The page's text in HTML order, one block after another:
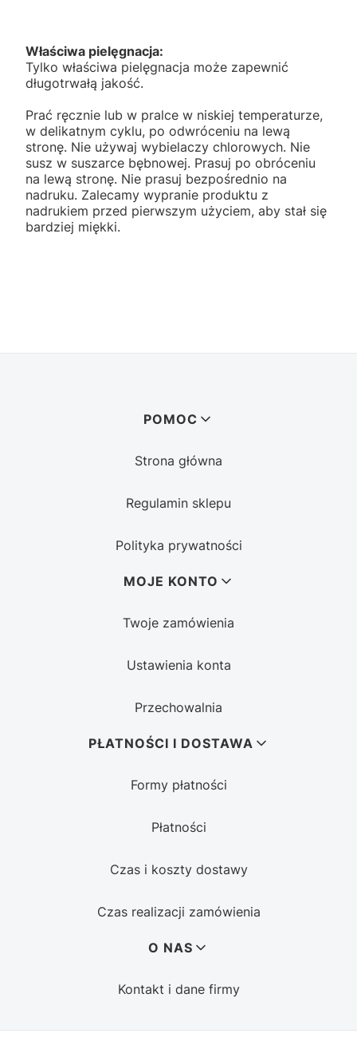
Właściwa pielęgnacja:
Tylko właściwa pielęgnacja może zapewnić
długotrwałą jakość.
Prać ręcznie lub w pralce w niskiej temperaturze,
w delikatnym cyklu, po odwróceniu na lewą
stronę. Nie używaj wybielaczy chlorowych. Nie
susz w suszarce bębnowej. Prasuj po obróceniu
na lewą stronę. Nie prasuj bezpośrednio na
nadruku. Zalecamy wypranie produktu z
nadrukiem przed pierwszym użyciem, aby stał się
bardziej miękki.
POMOC
Strona główna
Regulamin sklepu
Polityka prywatności
MOJE KONTO
Twoje zamówienia
Ustawienia konta
Przechowalnia
PŁATNOŚCI I DOSTAWA
Formy płatności
Płatności
Czas i koszty dostawy
Czas realizacji zamówienia
O NAS
Kontakt i dane firmy